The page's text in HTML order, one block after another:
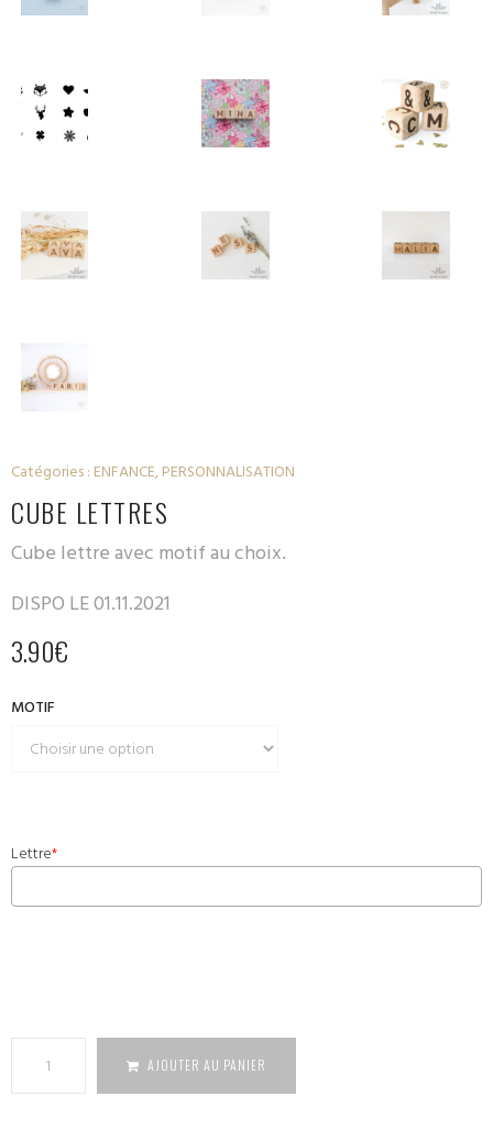
Catégories : ENFANCE,PERSONNALISATION
CUBE LETTRES
Cube lettre avec motif au choix.
DISPO LE 01.11.2021
3.90€
MOTIF
Lettre*
AJOUTER AU PANIER